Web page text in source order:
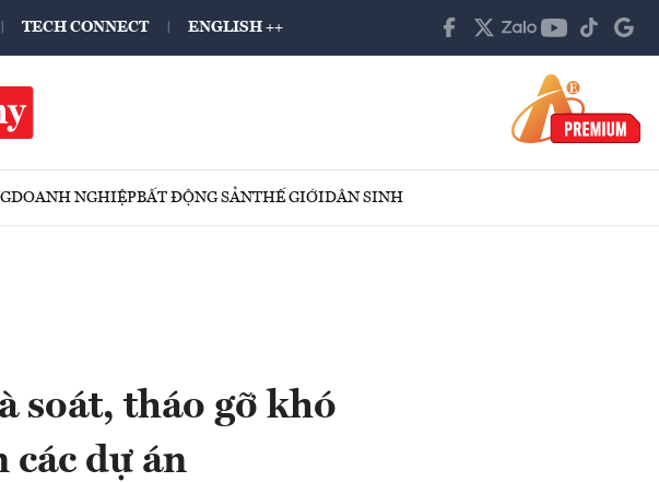
TECH CONNECT ENGLISH ++
DOANH NGHIỆPBẤT ĐỘNG SẢNTHẾ GIỚIDÂN SINH
soát, tháo gỡ khó
các dự án